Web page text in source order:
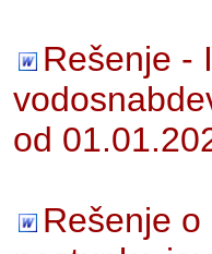
Rešenje -
od
Rešenje